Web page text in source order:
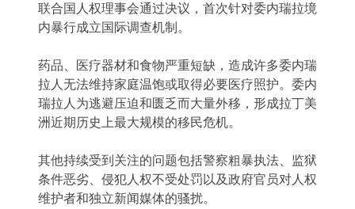
联合国人权理事会通过决议，首次针对委内瑞拉境
内暴行成立国际调查机制。
药品、医疗器材和食物严重短缺，造成许多委内瑞
拉人无法维持家庭温饱或取得必要医疗照护。委内
瑞拉人为逃避压迫和匮乏而大量外移，形成拉丁美
洲近期历史上最大规模的移民危机。
其他持续受到关注的问题包括警察粗暴执法、监狱
条件恶劣、侵犯人权不受处罚以及政府官员对人权
维护者和独立新闻媒体的骚扰。